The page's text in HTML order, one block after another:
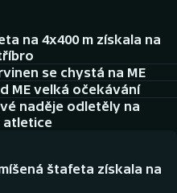
na 4x400 m získala na
se chystá na ME
ME velká očekávání
naděje odletěly na
atletice
štafeta získala na